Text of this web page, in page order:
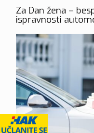
Za Dan žena –
ispravnosti